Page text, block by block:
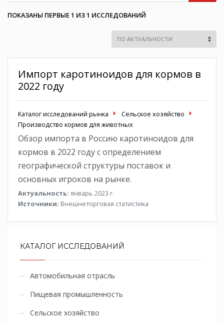
ПОКАЗАНЫ ПЕРВЫЕ 1 ИЗ 1 ИССЛЕДОВАНИЙ
Импорт каротиноидов для кормов в
2022 году
Каталог исследований рынка
Сельское хозяйство
Производство кормов для животных
Обзор импорта в Россию каротиноидов для
кормов в 2022 году с определением
географической структуры поставок и
основных игроков на рынке.
Актуальность: январь 2023 г.
Источники: Внешнеторговая статистика
КАТАЛОГ ИССЛЕДОВАНИЙ
Автомобильная отрасль
Пищевая промышленность
Сельское хозяйство